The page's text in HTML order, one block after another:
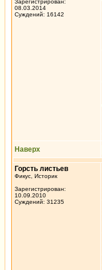
Зарегистрирован:
08.03.2014
Суждений: 16142
Наверх
Горсть листьев
Фикус, Историк
Зарегистрирован:
10.09.2010
Суждений: 31235